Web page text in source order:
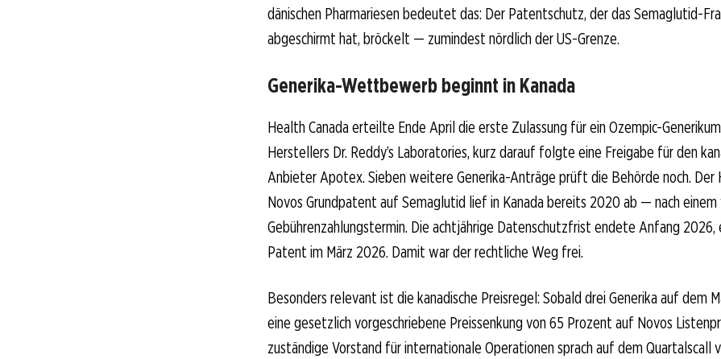
dänischen Pharmariesen bedeutet das: Der Patentschutz, der das Semaglutid-
abgeschirmt hat, bröckelt — zumindest nördlich der US-Grenze.
Generika-Wettbewerb beginnt in Kanada
Health Canada erteilte Ende April die erste Zulassung für ein Ozempic-
Herstellers Dr. Reddy’s Laboratories, kurz darauf folgte eine Freigabe für den
Anbieter Apotex. Sieben weitere Generika-Anträge prüft die Behörde noch. Der
Novos Grundpatent auf Semaglutid lief in Kanada bereits 2020 ab — nach einem
Gebührenzahlungstermin. Die achtjährige Datenschutzfrist endete Anfang 2026,
Patent im März 2026. Damit war der rechtliche Weg frei.
Besonders relevant ist die kanadische Preisregel: Sobald drei Generika auf dem
eine gesetzlich vorgeschriebene Preissenkung von 65 Prozent auf Novos
zuständige Vorstand für internationale Operationen sprach auf dem Quartalscall